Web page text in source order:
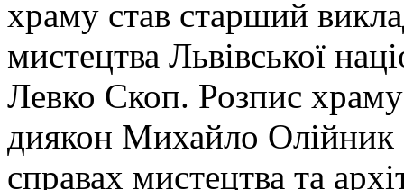
храму став старший
мистецтва Львівської
Левко Скоп. Розпис
диякон Михайло Олійник
справах мистецтва та